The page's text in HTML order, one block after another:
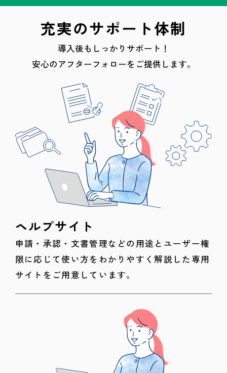
充実のサポート体制
導入後もしっかりサポート！
安心のアフターフォローをご提供します。
ヘルプサイト
申請・承認・文書管理などの用途とユーザー権
限に応じて使い方をわかりやすく解説した専用
サイトをご用意しています。